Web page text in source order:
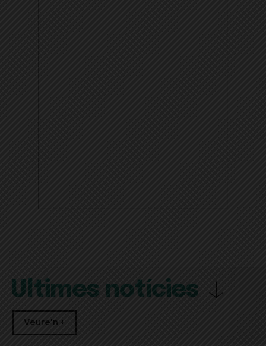
Últimes notícies
Veure'n +